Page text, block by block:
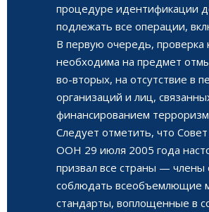
процедуре идентификации
подлежать все операции,
В первую очередь, проверка
необходима на предмет
во-вторых, на отсутствие в
организаций и лиц,
финансированием
Следует отметить, что
ООН 29 июля 2005 года
призвал все страны — члены
соблюдать всеобъемлющие
стандарты, воплощенные в